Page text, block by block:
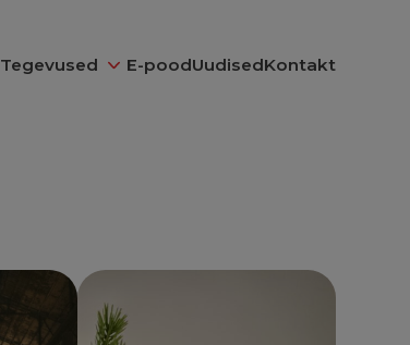
Tegevused E-poodUudisedKontakt